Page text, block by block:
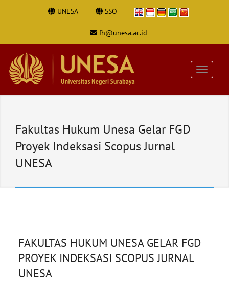
UNESA SSO
fh@unesa.ac.id
Fakultas Hukum Unesa Gelar FGD
Proyek Indeksasi Scopus Jurnal
UNESA
FAKULTAS HUKUM UNESA GELAR FGD
PROYEK INDEKSASI SCOPUS JURNAL
UNESA